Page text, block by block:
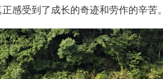
感受到了成长的奇迹和劳作的辛苦。